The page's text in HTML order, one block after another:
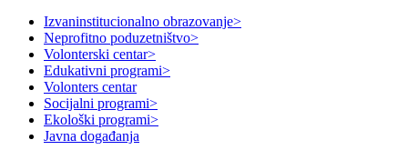
Izvaninstitucionalno obrazovanje>
Neprofitno poduzetništvo>
Volonterski centar>
Edukativni programi>
Volonters centar
Socijalni programi>
Ekološki programi>
Javna događanja